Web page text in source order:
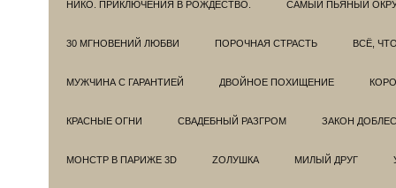
НИКО. ПРИКЛЮЧЕНИЯ В РОЖДЕСТВО. САМЫЙ ПЬЯНЫЙ
30 МГНОВЕНИЙ ЛЮБВИ ПОРОЧНАЯ СТРАСТЬ ВСЁ,
МУЖЧИНА С ГАРАНТИЕЙ ДВОЙНОЕ ПОХИЩЕНИЕ
КРАСНЫЕ ОГНИ СВАДЕБНЫЙ РАЗГРОМ ЗАКОН
МОНСТР В ПАРИЖЕ 3D ZОЛУШКА МИЛЫЙ ДРУГ